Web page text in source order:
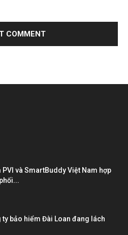
PVI và SmartBuddy Việt Nam hợp
ty bảo hiểm Đài Loan đang lách